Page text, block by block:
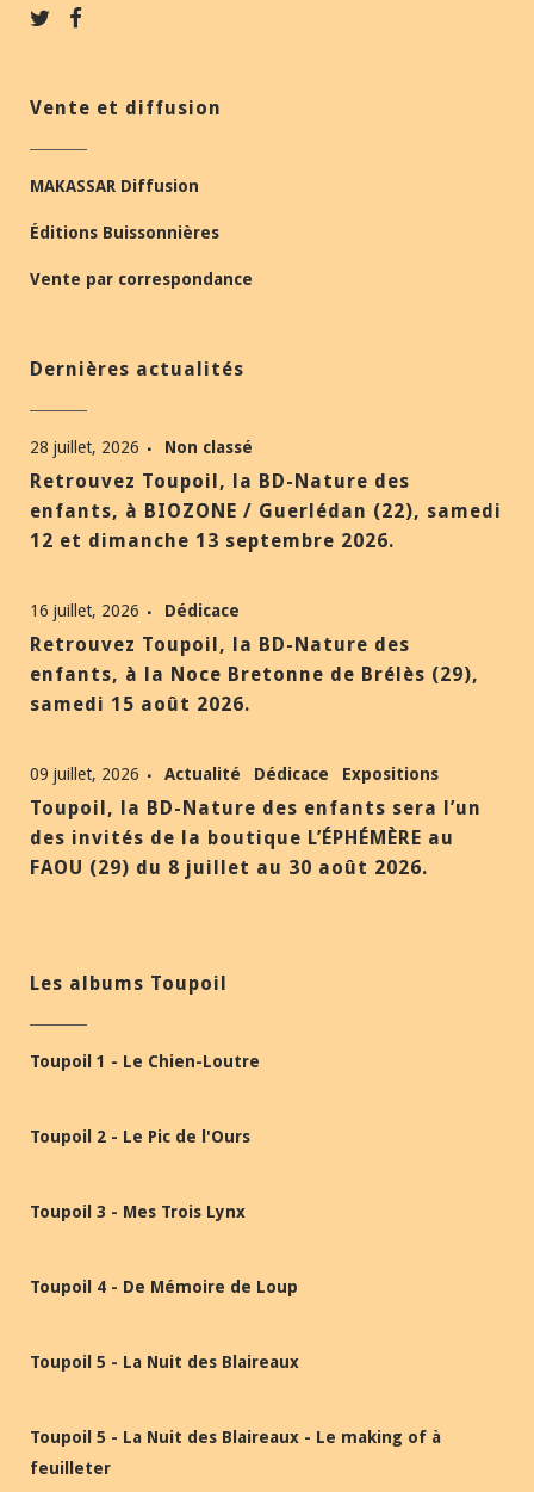
Vente et diffusion
MAKASSAR Diffusion
Éditions Buissonnières
Vente par correspondance
Dernières actualités
28 juillet, 2026 Non classé
Retrouvez Toupoil, la BD-Nature des
enfants, à BIOZONE / Guerlédan (22), samedi
12 et dimanche 13 septembre 2026.
16 juillet, 2026 Dédicace
Retrouvez Toupoil, la BD-Nature des
enfants, à la Noce Bretonne de Brélès (29),
samedi 15 août 2026.
09 juillet, 2026 Actualité Dédicace Expositions
Toupoil, la BD-Nature des enfants sera l’un
des invités de la boutique L’ÉPHÉMÈRE au
FAOU (29) du 8 juillet au 30 août 2026.
Les albums Toupoil
Toupoil 1 - Le Chien-Loutre
Toupoil 2 - Le Pic de l'Ours
Toupoil 3 - Mes Trois Lynx
Toupoil 4 - De Mémoire de Loup
Toupoil 5 - La Nuit des Blaireaux
Toupoil 5 - La Nuit des Blaireaux - Le making of à
feuilleter